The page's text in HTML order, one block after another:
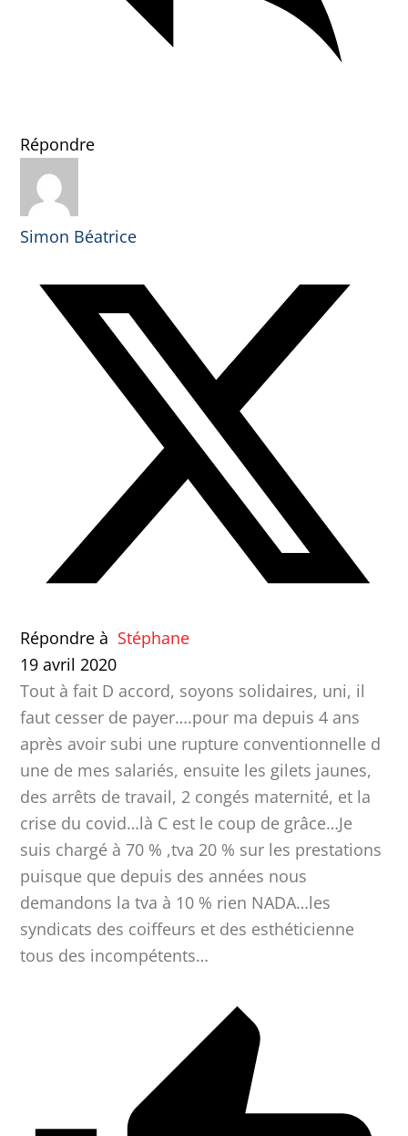
Répondre
Simon Béatrice
Répondre à Stéphane
19 avril 2020
Tout à fait D accord, soyons solidaires, uni, il
faut cesser de payer….pour ma depuis 4 ans
après avoir subi une rupture conventionnelle d
une de mes salariés, ensuite les gilets jaunes,
des arrêts de travail, 2 congés maternité, et la
crise du covid…là C est le coup de grâce…Je
suis chargé à 70 % ,tva 20 % sur les prestations
puisque que depuis des années nous
demandons la tva à 10 % rien NADA…les
syndicats des coiffeurs et des esthéticienne
tous des incompétents…